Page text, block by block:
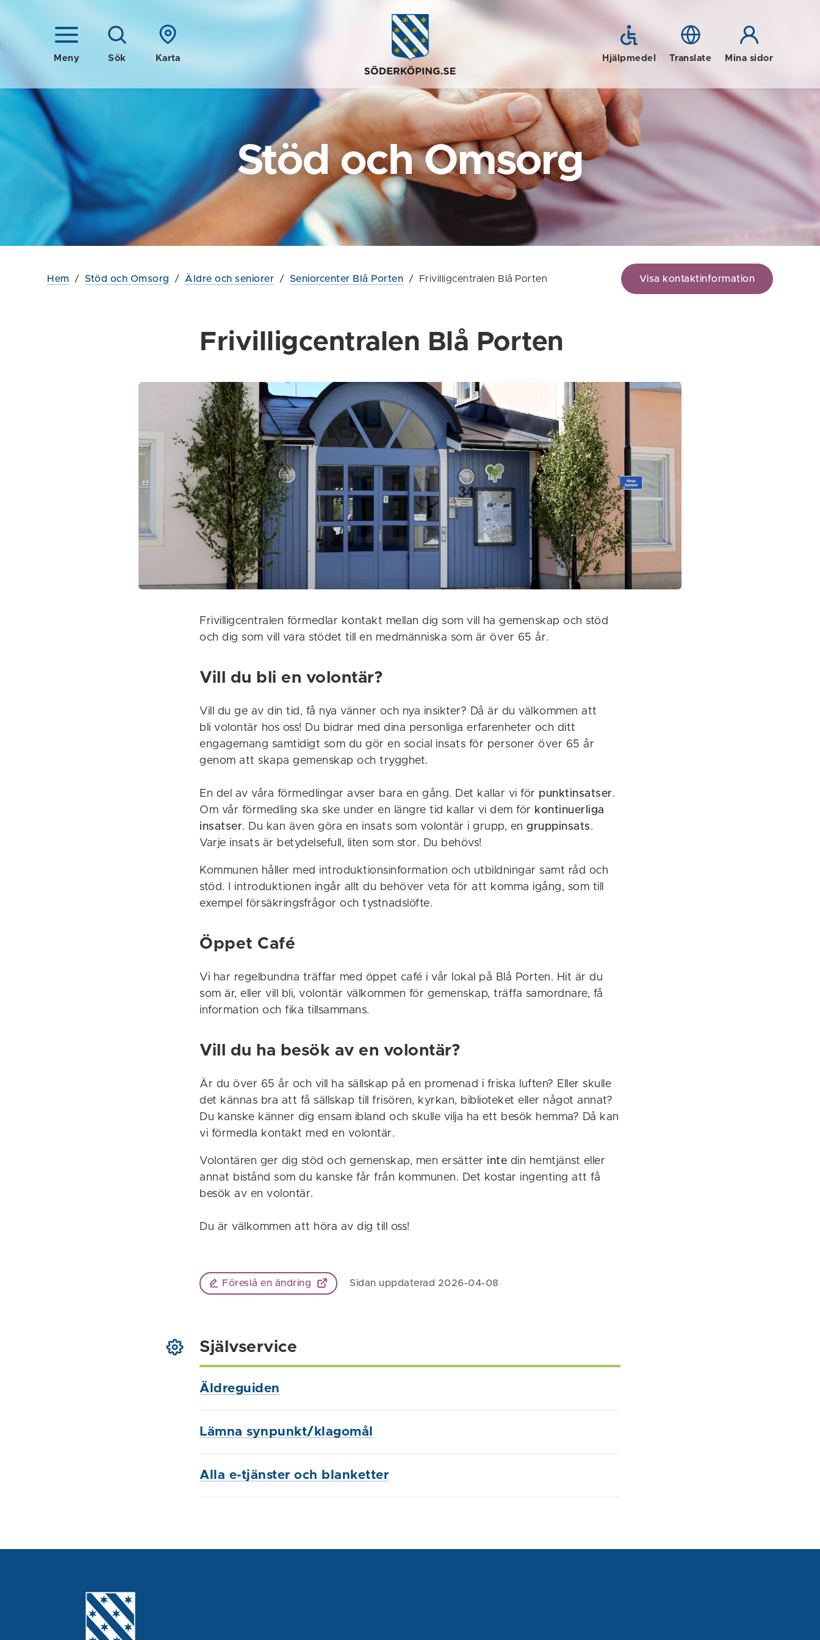
Meny Sök Karta Hjälpmedel Translate Mina sidor
Stöd och Omsorg
Hem / Stöd och Omsorg / Äldre och seniorer / Seniorcenter Blå Porten / Frivilligcentralen Blå Porten Visa kontaktinformation
Frivilligcentralen Blå Porten
Frivilligcentralen förmedlar kontakt mellan dig som vill ha gemenskap och stöd
och dig som vill vara stödet till en medmänniska som är över 65 år.
Vill du bli en volontär?
Vill du ge av din tid, få nya vänner och nya insikter? Då är du välkommen att
bli volontär hos oss! Du bidrar med dina personliga erfarenheter och ditt
engagemang samtidigt som du gör en social insats för personer över 65 år
genom att skapa gemenskap och trygghet.
En del av våra förmedlingar avser bara en gång. Det kallar vi för punktinsatser.
Om vår förmedling ska ske under en längre tid kallar vi dem för kontinuerliga
insatser. Du kan även göra en insats som volontär i grupp, en gruppinsats.
Varje insats är betydelsefull, liten som stor. Du behövs!
Kommunen håller med introduktionsinformation och utbildningar samt råd och
stöd. I introduktionen ingår allt du behöver veta för att komma igång, som till
exempel försäkringsfrågor och tystnadslöfte.
Öppet Café
Vi har regelbundna träffar med öppet café i vår lokal på Blå Porten. Hit är du
som är, eller vill bli, volontär välkommen för gemenskap, träffa samordnare, få
information och fika tillsammans.
Vill du ha besök av en volontär?
Är du över 65 år och vill ha sällskap på en promenad i friska luften? Eller skulle
det kännas bra att få sällskap till frisören, kyrkan, biblioteket eller något annat?
Du kanske känner dig ensam ibland och skulle vilja ha ett besök hemma? Då kan
vi förmedla kontakt med en volontär.
Volontären ger dig stöd och gemenskap, men ersätter inte din hemtjänst eller
annat bistånd som du kanske får från kommunen. Det kostar ingenting att få
besök av en volontär.
Du är välkommen att höra av dig till oss!
Föreslå en ändring Sidan uppdaterad 2026-04-08
Självservice
Äldreguiden
Lämna synpunkt/klagomål
Alla e-tjänster och blanketter